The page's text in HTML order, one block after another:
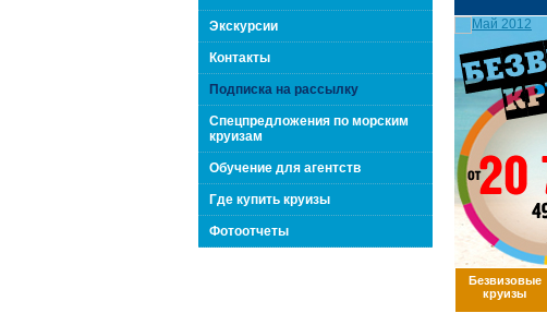
поколения "Вип Круиз
Экскурсии
Контакты
Подписка на рассылку
Спецпредложения по морским
круизам
Обучение для агентств
Где купить круизы
Фотоотчеты
Безвизовые
круизы